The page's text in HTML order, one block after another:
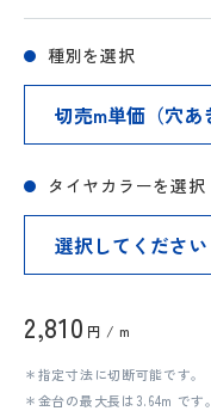
種別を選択
タイヤカラーを選択
2,810 円 / m
＊指定寸法に切断可能です。
＊金台の最大長は3.64m です。